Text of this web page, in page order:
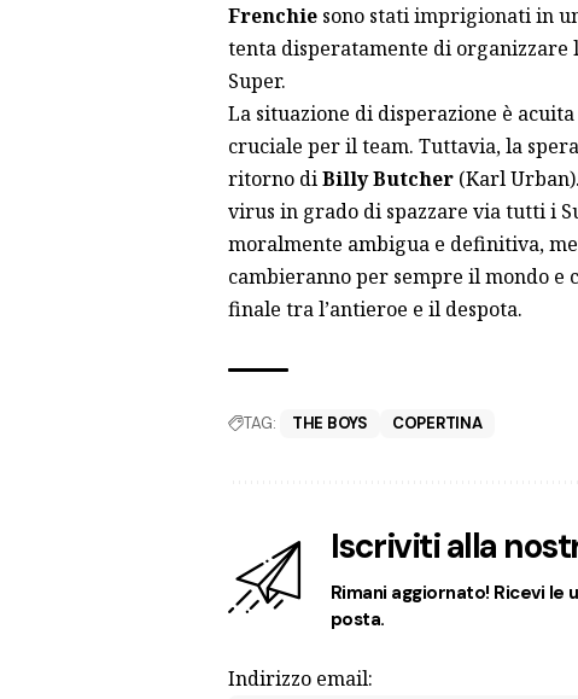
Frenchiesono stati imprigionati in
tenta disperatamente di organizzare
Super.
La situazione di disperazione è
cruciale per il team. Tuttavia, la
ritorno diBilly Butcher(Karl
virus in grado di spazzare via tutti i
moralmente ambigua e definitiva,
cambieranno per sempre il mondo
finale tra l’antieroe e il despota.
TAG: THE BOYS COPERTINA
Iscriviti alla
Rimani aggiornato! Ricevi
posta.
Indirizzo email: